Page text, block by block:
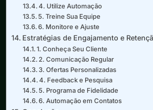
4. Utilize Automação
5. Treine Sua Equipe
6. Monitore e Ajuste
Estratégias de Engajamento e
1. Conheça Seu Cliente
2. Comunicação Regular
3. Ofertas Personalizadas
4. Feedback e Pesquisa
5. Programa de Fidelidade
6. Automação em Contatos